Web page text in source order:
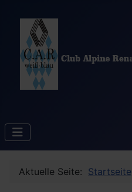
Aktuelle Seite: Startseite